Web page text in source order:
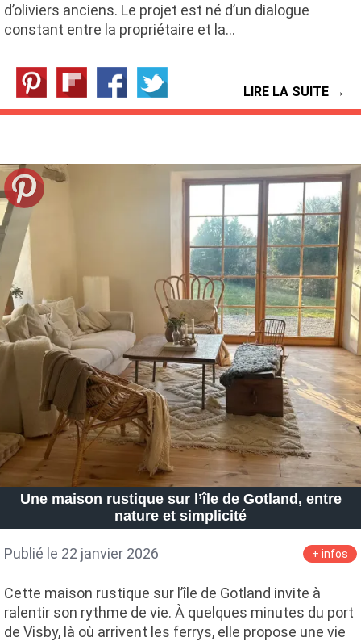
d’oliviers anciens. Le projet est né d’un dialogue
constant entre la propriétaire et la…
LIRE LA SUITE →
Une maison rustique sur l’île de Gotland, entre
nature et simplicité
Publié le 22 janvier 2026 + infos
Cette maison rustique sur l’île de Gotland invite à
ralentir son rythme de vie. À quelques minutes du port
de Visby, là où arrivent les ferrys, elle propose une vie